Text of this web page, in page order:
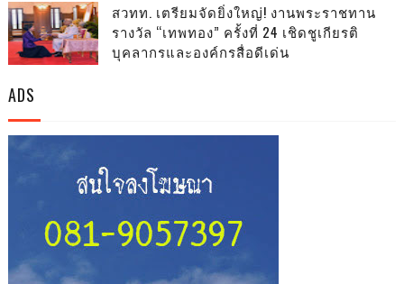
สวทท. เตรียมจัดยิ่งใหญ่! งานพระราชทาน
รางวัล “เทพทอง” ครั้งที่ 24 เชิดชูเกียรติ
บุคลากรและองค์กรสื่อดีเด่น
ADS